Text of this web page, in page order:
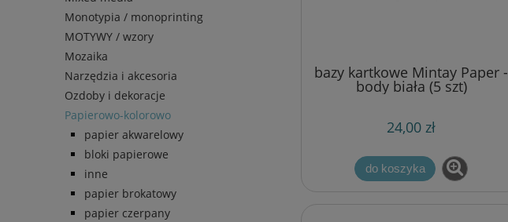
Monotypia / monoprinting
MOTYWY / wzory
Mozaika
Narzędzia i akcesoria
Ozdoby i dekoracje
Papierowo-kolorowo
papier akwarelowy
bloki papierowe
inne
papier brokatowy
papier czerpany
bazy kartkowe Mintay Paper -
body biała (5 szt)
24,00 zł
do koszyka